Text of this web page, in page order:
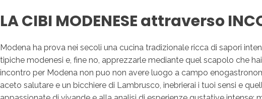
LA CIBI MODENESE attraverso
Modena ha prova nei secoli una cucina tradizionale ricca di sapori
tipiche modenesi e, fine no, apprezzarle mediante quel scapolo che
incontro per Modena non puo non avere luogo a campo
aceto salutare e un bicchiere di Lambrusco, inebrierai i tuoi sensi e